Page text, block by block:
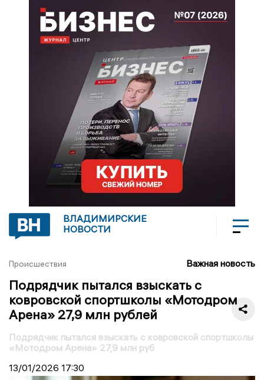
ВЛАДИМИРСКИЕ
НОВОСТИ
Происшествия Важная новость
Подрядчик пытался взыскать с
ковровской спортшколы «Мотодром
Арена» 27,9 млн рублей
Подрядчик пытался взыскать с ковровской спортшколы
«Мотодром Арена» 27,9 млн руб
13/01/2026 17:30